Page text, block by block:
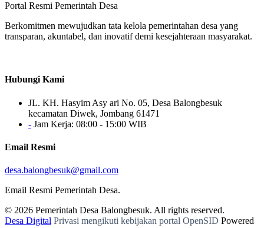
Portal Resmi Pemerintah Desa
Berkomitmen mewujudkan tata kelola pemerintahan desa yang
transparan, akuntabel, dan inovatif demi kesejahteraan masyarakat.
Hubungi Kami
JL. KH. Hasyim Asy ari No. 05, Desa Balongbesuk
kecamatan Diwek, Jombang 61471
- Jam Kerja: 08:00 - 15:00 WIB
Email Resmi
desa.balongbesuk@gmail.com
Email Resmi Pemerintah Desa.
© 2026 Pemerintah Desa Balongbesuk. All rights reserved.
Desa Digital Privasi mengikuti kebijakan portal OpenSID Powered